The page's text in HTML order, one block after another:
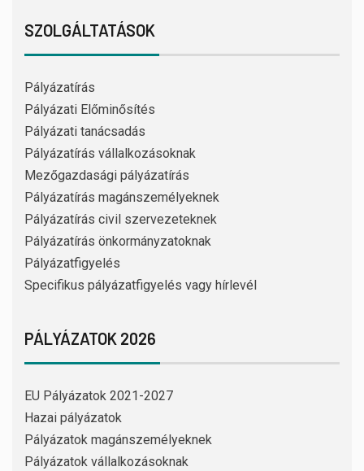
SZOLGÁLTATÁSOK
Pályázatírás
Pályázati Előminősítés
Pályázati tanácsadás
Pályázatírás vállalkozásoknak
Mezőgazdasági pályázatírás
Pályázatírás magánszemélyeknek
Pályázatírás civil szervezeteknek
Pályázatírás önkormányzatoknak
Pályázatfigyelés
Specifikus pályázatfigyelés vagy hírlevél
PÁLYÁZATOK 2026
EU Pályázatok 2021-2027
Hazai pályázatok
Pályázatok magánszemélyeknek
Pályázatok vállalkozásoknak